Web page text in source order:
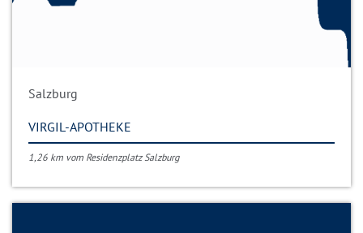
Salzburg
VIRGIL-APOTHEKE
1,26 km vom Residenzplatz Salzburg